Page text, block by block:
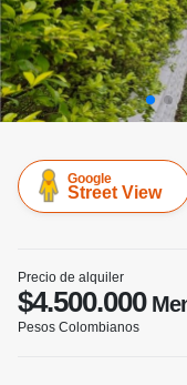
Google
Street View
Precio de alquiler
$4.500.000
Pesos Colombianos